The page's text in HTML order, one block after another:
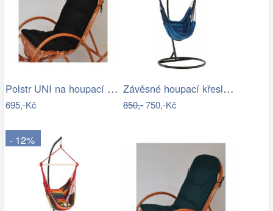
Polstr UNI na houpací křeslo - látka…
695,-Kč
Závěsné houpací křeslo Nikes Blue
850,-750,-Kč
- 12%